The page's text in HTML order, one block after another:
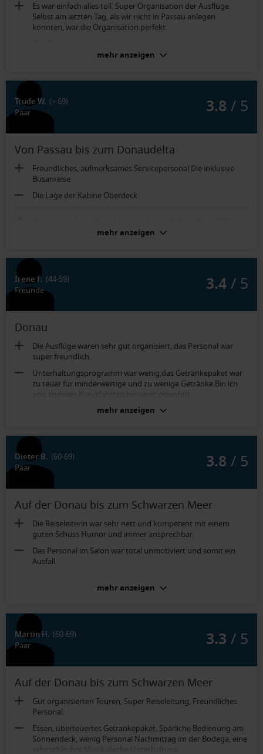
Es war einfach alles toll. Super Organisation der Ausflüge.
Selbst am letzten Tag, als wir nicht in Passau anlegen
könnten, war die Organisation perfekt.
mehr anzeigen
Trude W. (> 69)
Paar
3.8 / 5
Von Passau bis zum Donaudelta
Freundliches, aufmerksames Servicepersonal Die inklusive
Busanreise
Die Lage der Kabine Oberdeck
Durch die Lage waren Motorlärm und Vibrationen deutlich zu
mehr anzeigen
Irene F. (44-59)
Freunde
3.4/ 5
Donau
Die Ausflüge waren sehr gut organisiert, das Personal war
super freundlich.
Unterhaltungsprogramm war wenig,das Getränkepaket war
zu teuer für minderwertige und zu wenige Getränke.Bin ich
von anderen Kreuzfahrten besseres gewohnt.
Klimaanlage war defekt, zwei Schränke defekt. Größe der
Kabine war gut, die Dusche allerdings ein wenig beengend .
mehr anzeigen
Dieter B. (60-69)
Paar
3.8 / 5
Auf der Donau bis zum Schwarzen Meer
Die Reiseleiterin war sehr nett und kompetent mit einem
guten Schuss Humor und immer ansprechbar.
Das Personal im Salon war total unmotiviert und somit ein
Ausfall.
Außenkabine 2-Bett Mitteldeck mit franz. Balkon (Kat.
ausreichend.
mehr anzeigen
Martin H. (60-69)
Paar
3.3 / 5
Auf der Donau bis zum Schwarzen Meer
Gut organisierten Touren, Super Reiseleitung, Freundliches
Personal.
Essen, überteuertes Getränkepaket, Spärliche Bedienung am
Sonnendeck, wenig Personal Nachmittag im der Bodega, eine
sehr schlechte Musikalische Unterhaltung.